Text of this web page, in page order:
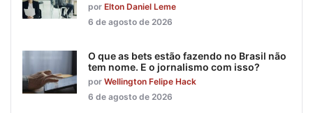
por Elton Daniel Leme
6 de agosto de 2026
O que as bets estão fazendo no Brasil não
tem nome. E o jornalismo com isso?
por Wellington Felipe Hack
6 de agosto de 2026